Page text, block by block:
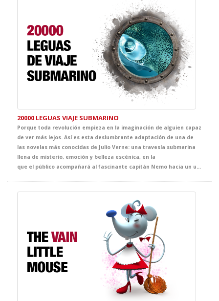
20000 LEGUAS VIAJE SUBMARINO
Porque toda revolución empieza en la imaginación de alguien capaz
de ver más lejos. Así es esta deslumbrante adaptación de una de
las novelas más conocidas de Julio Verne: una travesía submarina
llena de misterio, emoción y belleza escénica, en la
que el público acompañará al fascinante capitán Nemo hacia un universo desconocido. Un espectáculo que celebra el poder de la fantasía como origen de los grandes avances científicos.